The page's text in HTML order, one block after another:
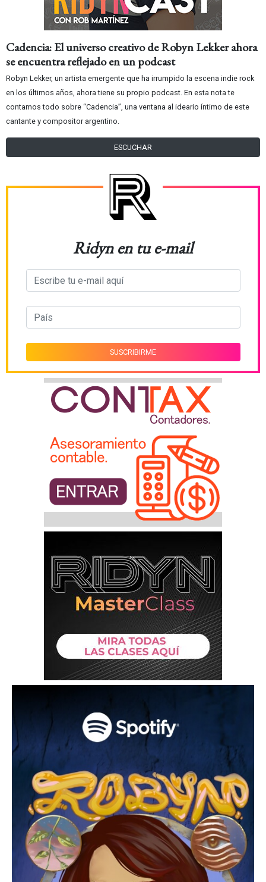
Cadencia: El universo creativo de Robyn Lekker ahora
se encuentra reflejado en un podcast
Robyn Lekker, un artista emergente que ha irrumpido la escena indie rock
en los últimos años, ahora tiene su propio podcast. En esta nota te
contamos todo sobre “Cadencia”, una ventana al ideario íntimo de este
cantante y compositor argentino.
ESCUCHAR
Ridyn en tu e-mail